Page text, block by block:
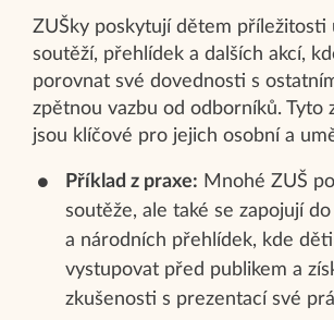
ZUŠky poskytují dětem příležitosti
soutěží, přehlídek a dalších akcí,
porovnat své dovednosti s
zpětnou vazbu od odborníků. Tyto
jsou klíčové pro jejich osobní a
Příklad z praxe: Mnohé ZUŠ
soutěže, ale také se zapojují
a národních přehlídek, kde
vystupovat před publikem a
zkušenosti s prezentací své